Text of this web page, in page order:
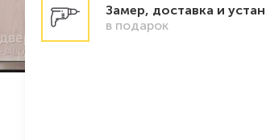
Замер, доставка и
в подарок